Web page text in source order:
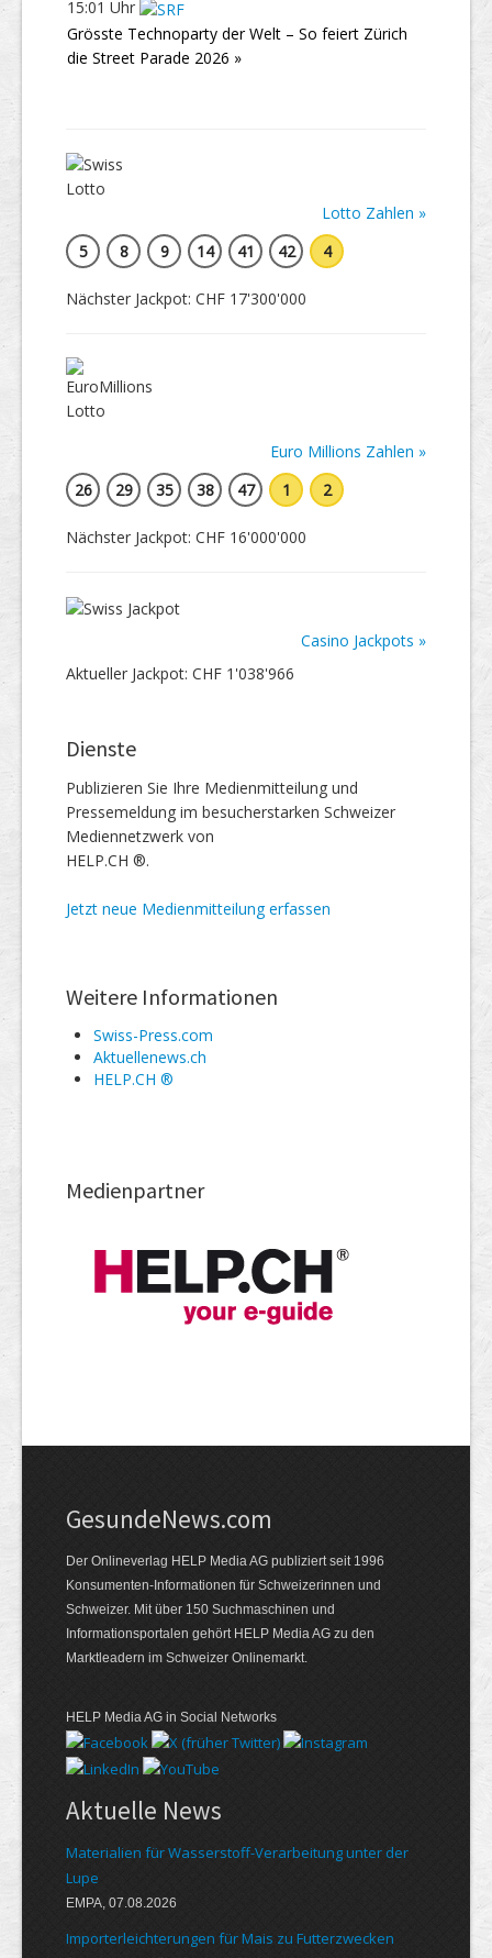
15:01 Uhr
Grösste Technoparty der Welt – So feiert Zürich
die Street Parade 2026 »
Lotto Zahlen »
5
8 9 14 41 42 4
Nächster Jackpot: CHF 17'300'000
Euro Millions Zahlen »
26
29 35 38 47 1 2
Nächster Jackpot: CHF 16'000'000
Casino Jackpots »
Aktueller Jackpot: CHF 1'038'966
Dienste
Publizieren Sie Ihre Medienmitteilung und
Pressemeldung im besucherstarken Schweizer
Mediennetzwerk von
HELP.CH ®.
Jetzt neue Medienmitteilung erfassen
Weitere Informationen
Swiss-Press.com
Aktuellenews.ch
HELP.CH ®
Medienpartner
GesundeNews.com
Der Onlineverlag HELP Media AG publiziert seit 1996
Konsumenten-Informationen für Schweizerinnen und
Schweizer. Mit über 150 Suchmaschinen und
Informationsportalen gehört HELP Media AG zu den
Marktleadern im Schweizer Onlinemarkt.
HELP Media AG in Social Networks
Aktuelle News
Materialien für Wasserstoff-Verarbeitung unter der
Lupe
EMPA, 07.08.2026
Importerleichterungen für Mais zu Futterzwecken